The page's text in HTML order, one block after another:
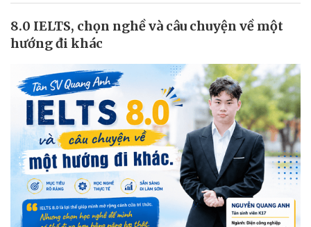
8.0 IELTS, chọn nghề và câu chuyện về một
hướng đi khác